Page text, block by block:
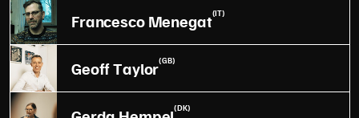
Francesco Menegat(IT)
Geoff Taylor(GB)
(DK)